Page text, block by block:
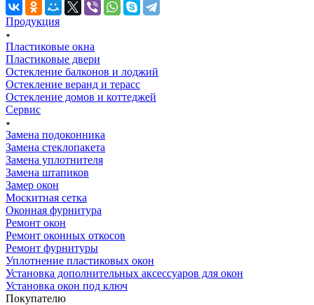
Продукция
Пластиковые окна
Пластиковые двери
Остекление балконов и лоджий
Остекление веранд и терасс
Остекление домов и коттеджей
Сервис
Замена подоконника
Замена стеклопакета
Замена уплотнителя
Замена штапиков
Замер окон
Москитная сетка
Оконная фурнитура
Ремонт окон
Ремонт оконных откосов
Ремонт фурнитуры
Уплотнение пластиковых окон
Установка дополнительных аксессуаров для окон
Установка окон под ключ
Покупателю